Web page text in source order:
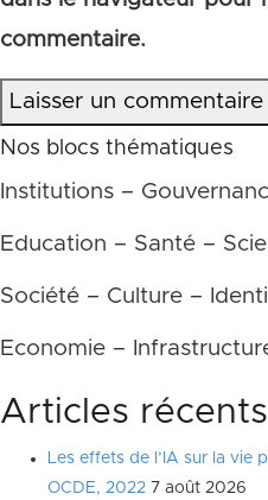
commentaire.
Laisser un commentaire
Nos blocs thématiques
Institutions –
Education – Santé –
Société – Culture –
Economie –
Articles récents
Les effets de l’IA sur la vie
OCDE, 2022 7 août 2026